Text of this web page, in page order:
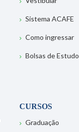
Sistema ACAFE
Como ingressar
Bolsas de Estudo
CURSOS
Graduação